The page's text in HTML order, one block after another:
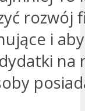
rozwój
i
na